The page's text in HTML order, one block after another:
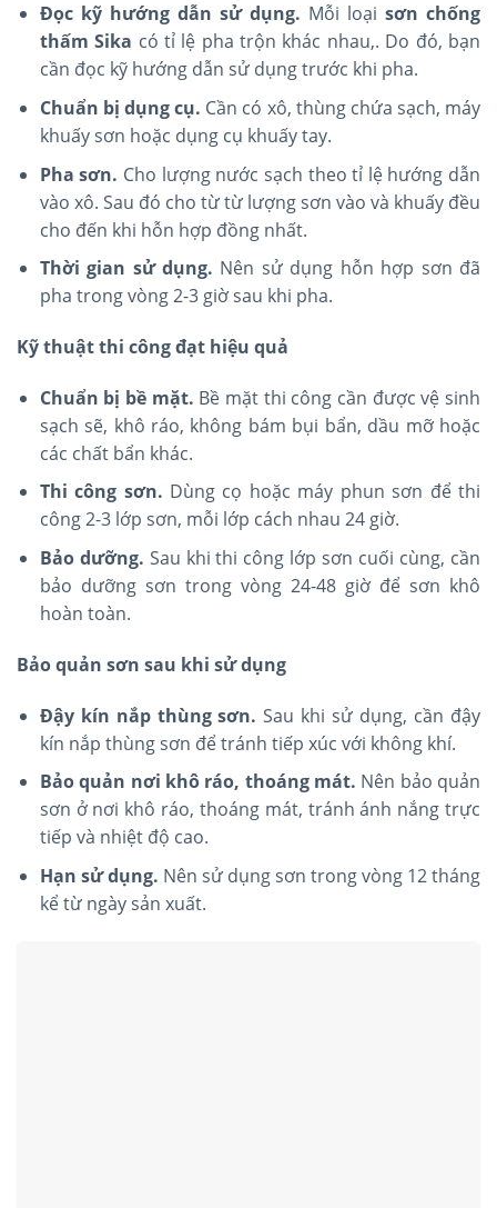
Đọc kỹ hướng dẫn sử dụng. Mỗi loại sơn chống
thấm Sika có tỉ lệ pha trộn khác nhau,. Do đó, bạn
cần đọc kỹ hướng dẫn sử dụng trước khi pha.
Chuẩn bị dụng cụ. Cần có xô, thùng chứa sạch, máy
khuấy sơn hoặc dụng cụ khuấy tay.
Pha sơn. Cho lượng nước sạch theo tỉ lệ hướng dẫn
vào xô. Sau đó cho từ từ lượng sơn vào và khuấy đều
cho đến khi hỗn hợp đồng nhất.
Thời gian sử dụng. Nên sử dụng hỗn hợp sơn đã
pha trong vòng 2-3 giờ sau khi pha.
Kỹ thuật thi công đạt hiệu quả
Chuẩn bị bề mặt. Bề mặt thi công cần được vệ sinh
sạch sẽ, khô ráo, không bám bụi bẩn, dầu mỡ hoặc
các chất bẩn khác.
Thi công sơn. Dùng cọ hoặc máy phun sơn để thi
công 2-3 lớp sơn, mỗi lớp cách nhau 24 giờ.
Bảo dưỡng. Sau khi thi công lớp sơn cuối cùng, cần
bảo dưỡng sơn trong vòng 24-48 giờ để sơn khô
hoàn toàn.
Bảo quản sơn sau khi sử dụng
Đậy kín nắp thùng sơn.Sau khi sử dụng, cần đậy
kín nắp thùng sơn để tránh tiếp xúc với không khí.
Bảo quản nơi khô ráo, thoáng mát. Nên bảo quản
sơn ở nơi khô ráo, thoáng mát, tránh ánh nắng trực
tiếp và nhiệt độ cao.
Hạn sử dụng. Nên sử dụng sơn trong vòng 12 tháng
kể từ ngày sản xuất.